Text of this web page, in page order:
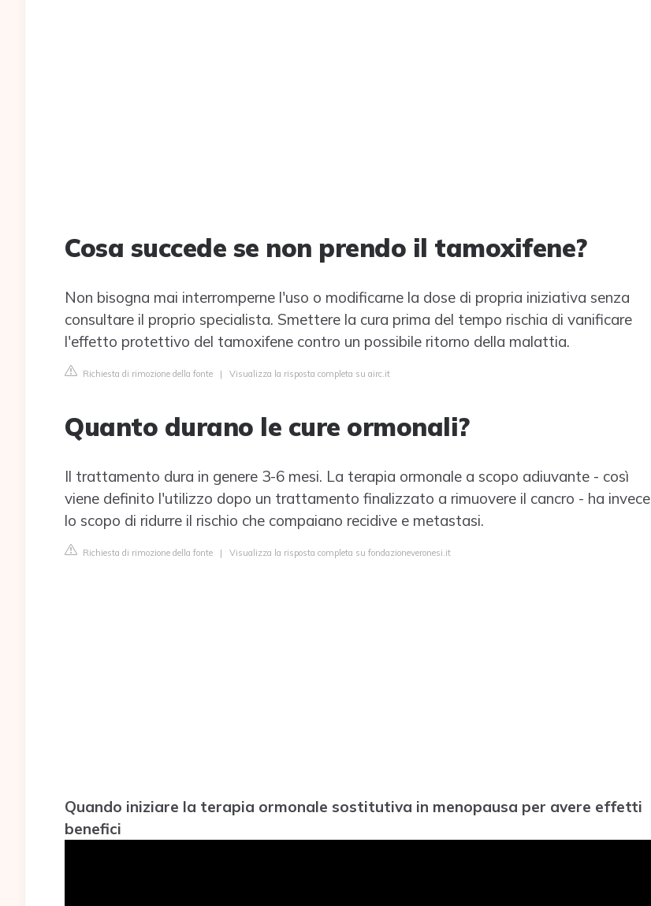
Cosa succede se non prendo il tamoxifene?
Non bisogna mai interromperne l'uso o modificarne la dose di propria iniziativa senza
consultare il proprio specialista. Smettere la cura prima del tempo rischia di vanificare
l'effetto protettivo del tamoxifene contro un possibile ritorno della malattia.
Richiesta di rimozione della fonte | Visualizza la risposta completa su airc.it
Quanto durano le cure ormonali?
Il trattamento dura in genere 3-6 mesi. La terapia ormonale a scopo adiuvante - così
viene definito l'utilizzo dopo un trattamento finalizzato a rimuovere il cancro - ha invece
lo scopo di ridurre il rischio che compaiano recidive e metastasi.
Richiesta di rimozione della fonte | Visualizza la risposta completa su fondazioneveronesi.it
Quando iniziare la terapia ormonale sostitutiva in menopausa per avere effetti
benefici